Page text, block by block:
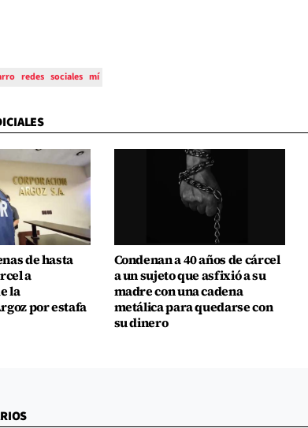
redes sociales mí
de hasta
a
la
por estafa
Condenan a 40 años de cárcel
a un sujeto que asfixió a su
madre con una cadena
metálica para quedarse con
su dinero